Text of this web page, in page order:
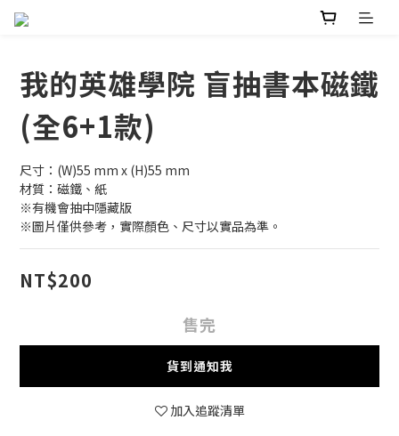
我的英雄學院 盲抽書本磁鐵
(全6+1款)
尺寸：(W)55 mm x (H)55 mm
材質：磁鐵、紙
※有機會抽中隱藏版
※圖片僅供參考，實際顏色、尺寸以實品為準。
NT$200
售完
貨到通知我
加入追蹤清單